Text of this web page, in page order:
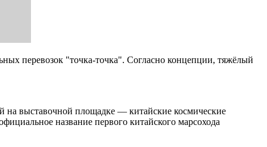
перевозок "точка-точка". Согласно концепции, тяжёлый
на выставочной площадке — китайские космические
название первого китайского марсохода